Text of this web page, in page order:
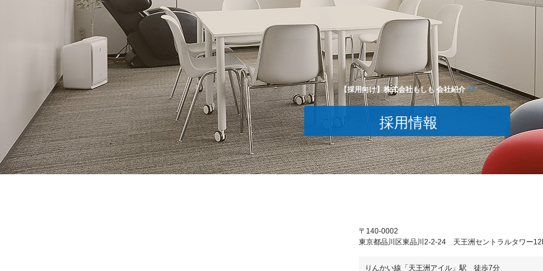
【採用向け】株式会社もしも 会社紹介
採用情報
〒140-0002
東京都品川区東品川2-2-24 天王洲セントラルタワー
りんかい線「天王洲アイル」駅 徒歩7分